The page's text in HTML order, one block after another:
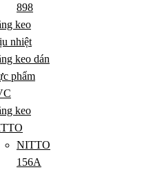
898
keo
nhiệt
keo dán
phẩm
keo
NITTO
156A